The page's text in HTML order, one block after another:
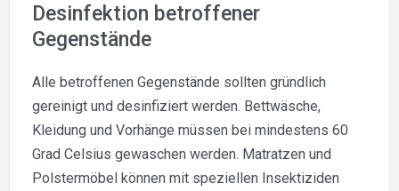
Desinfektion betroffener
Gegenstände
Alle betroffenen Gegenstände sollten gründlich
gereinigt und desinfiziert werden. Bettwäsche,
Kleidung und Vorhänge müssen bei mindestens 60
Grad Celsius gewaschen werden. Matratzen und
Polstermöbel können mit speziellen Insektiziden